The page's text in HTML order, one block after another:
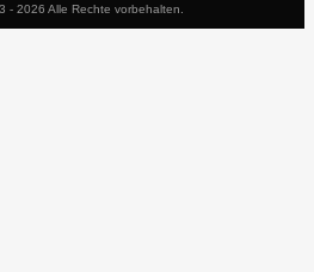
- 2026 Alle Rechte vorbehalten.